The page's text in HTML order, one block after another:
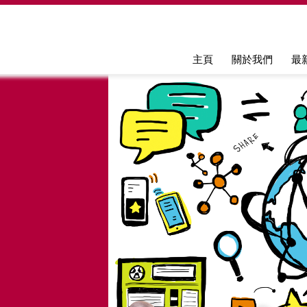
Jump to navigation
主頁 關於我們 最